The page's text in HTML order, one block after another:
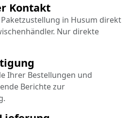
Kontakt
in Husum direkt
Nur direkte
Ihrer Bestellungen und
Berichte zur